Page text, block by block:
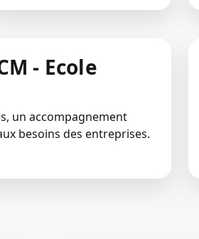
- Ecole
un accompagnement
besoins des entreprises.